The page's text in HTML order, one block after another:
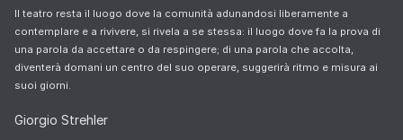
Il teatro resta il luogo dove la comunità adunandosi liberamente a
contemplare e a rivivere, si rivela a se stessa: il luogo dove fa la prova di
una parola da accettare o da respingere; di una parola che accolta,
diventerà domani un centro del suo operare, suggerirà ritmo e misura ai
suoi giorni.
Giorgio Strehler